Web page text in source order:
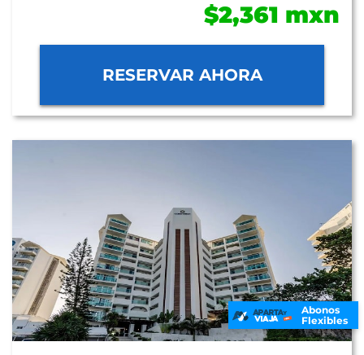
$2,361 mxn
RESERVAR AHORA
Abonos
Flexibles